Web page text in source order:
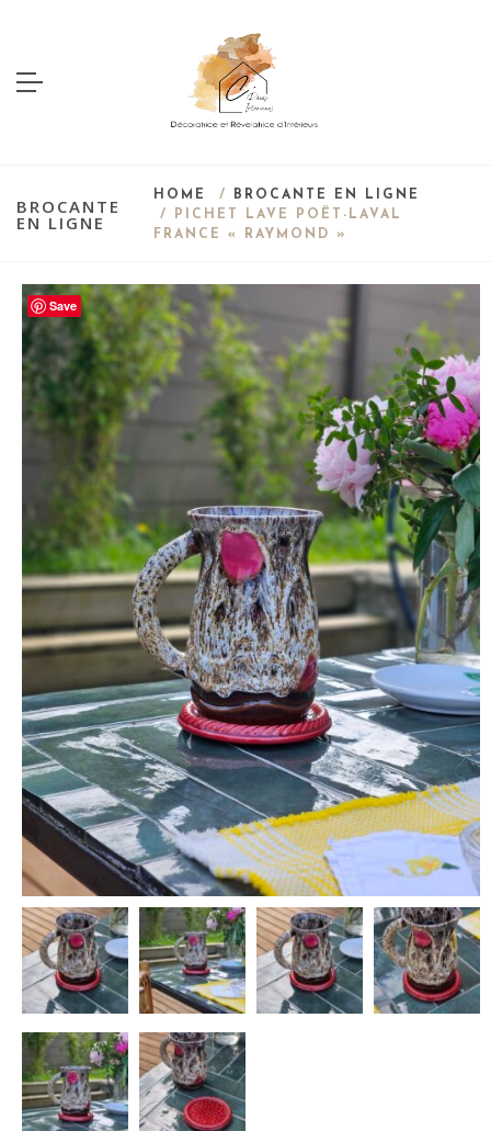
BROCANTE
EN LIGNE
HOME /
BROCANTE EN LIGNE
/ PICHET LAVE POËT-LAVAL
FRANCE « RAYMOND »
Save